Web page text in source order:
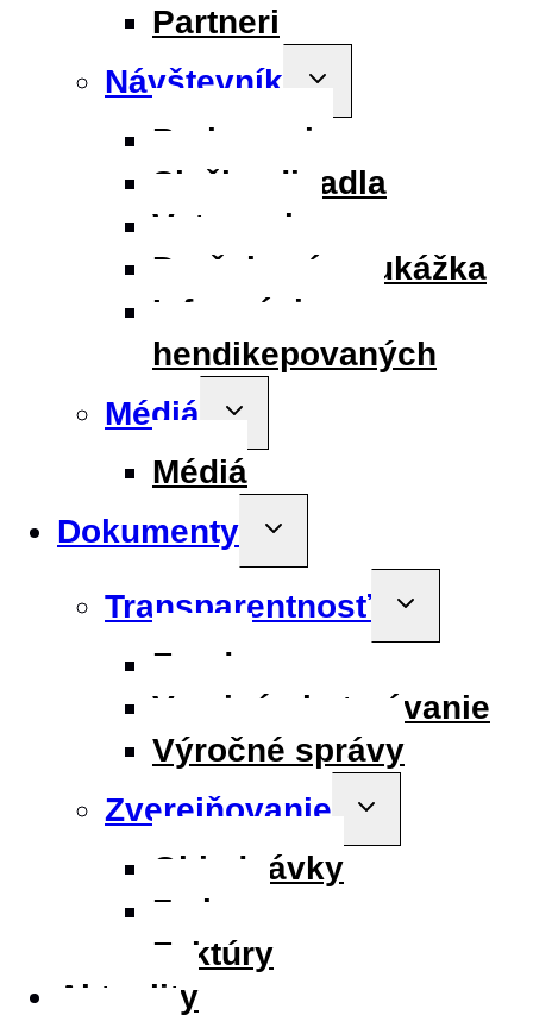
Partneri
Návštevník
Toggle
menu
Parkovanie
Služby divadla
Vstupenky
Darčeková poukážka
Informácie pre
hendikepovaných
Médiá
Toggle
menu
Médiá
Dokumenty
Toggle
menu
Transparentnosť
Toggle
menu
Fondy
Verejné obstarávanie
Výročné správy
Zverejňovanie
Toggle
menu
Objednávky
Zmluvy
Faktúry
Aktuality